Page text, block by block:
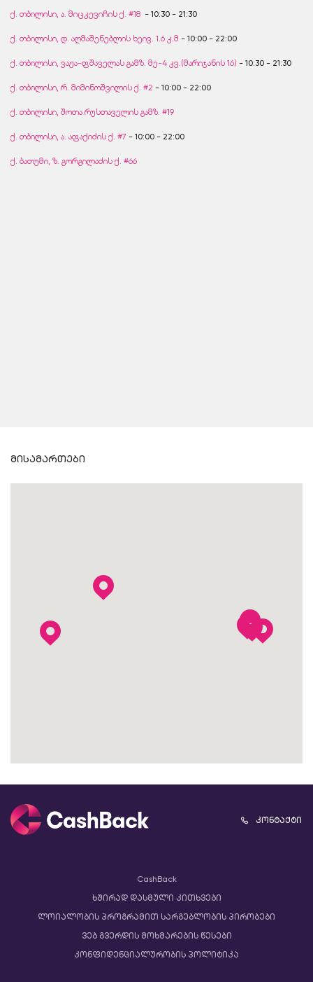
ქ. თბილისი, ა. მიცკევიჩის ქ. #18 - 10:30 - 21:30
ქ. თბილისი, დ. აღმაშენებლის ხეივ. 1.6 კ.მ - 10:00 - 22:00
ქ. თბილისი, ვაჟა-ფშაველას გამზ. მე-4 კვ.(მარიჯანის 16) - 10:30 - 21:30
ქ. თბილისი, რ. მიმინოშვილის ქ. #2 - 10:00 - 22:00
ქ. თბილისი, შოთა რუსთაველის გამზ. #19
ქ. თბილისი, ა. აფაქიძის ქ. #7 - 10:00 - 22:00
ქ. ბათუმი, ზ. გორგილაძის ქ. #66
მისამართები
კონტაქტი
CashBack
ხშირად დასმული კითხვები
ლოიალობის პროგრამით სარგებლობის პირობები
ვებ გვერდის მოხმარების წესები
კონფიდენციალურობის პოლიტიკა